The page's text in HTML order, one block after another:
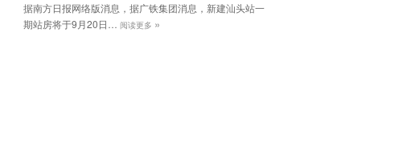
据南方日报网络版消息，据广铁集团消息，新建汕头站一
期站房将于9月20日…
阅读更多 »